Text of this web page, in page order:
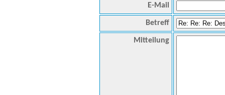
E-Mail
Betreff
Mitteilung